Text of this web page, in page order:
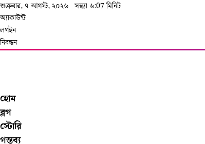
শুক্রবার, ৭ আগস্ট, ২০২৬ সন্ধ্যা ৬:07 মিনিট
অ্যাকাউন্ট
লগইন
নিবন্ধন
হোম
ব্লগ
স্টোরি
গন্তব্য